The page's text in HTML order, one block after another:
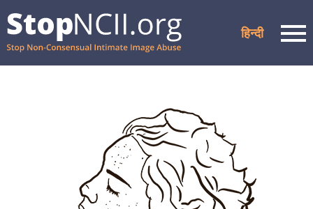
हिन्दी
यह काम किस प्रकार करता है